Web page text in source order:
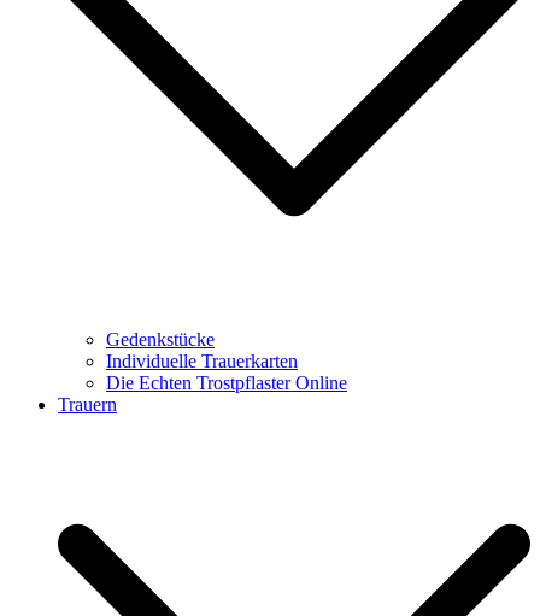
Gedenkstücke
Individuelle Trauerkarten
Die Echten Trostpflaster Online
Trauern